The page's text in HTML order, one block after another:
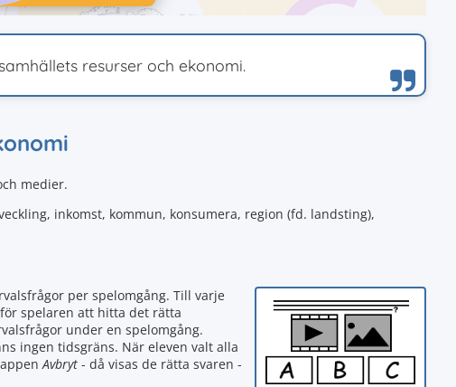
resurser och ekonomi.
medier.
inkomst, kommun, konsumera, region (fd. landsting),
per spelomgång. Till varje
spelaren att hitta det rätta
under en spelomgång.
ingen tidsgräns. När eleven valt alla
Avbryt - då visas de rätta svaren -